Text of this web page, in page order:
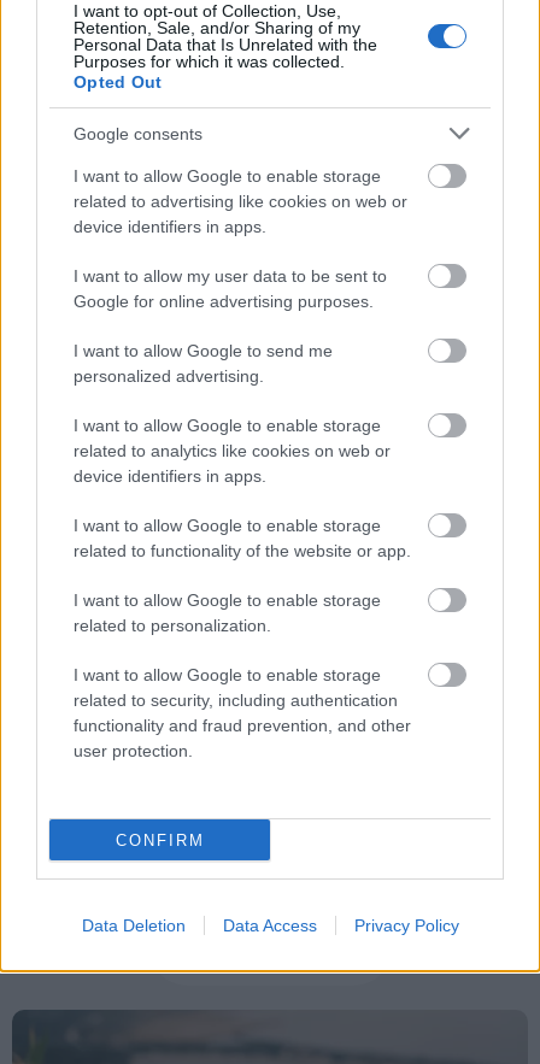
I want to opt-out of Collection, Use,
Retention, Sale, and/or Sharing of my
Personal Data that Is Unrelated with the
Purposes for which it was collected.
Opted Out
Google consents
I want to allow Google to enable storage
related to advertising like cookies on web or
device identifiers in apps.
I want to allow my user data to be sent to
Google for online advertising purposes.
I want to allow Google to send me
personalized advertising.
I want to allow Google to enable storage
related to analytics like cookies on web or
device identifiers in apps.
I want to allow Google to enable storage
related to functionality of the website or app.
I want to allow Google to enable storage
related to personalization.
I want to allow Google to enable storage
related to security, including authentication
functionality and fraud prevention, and other
user protection.
CONFIRM
Data Deletion Data Access Privacy Policy
Αυτό το επίδομα δίνει 300 ευρώ - Δεν
χρειάζεται αίτηση
Τουρισμός για Όλους 2026: Voucher
έως 600 ευρώ - Ποια ΑΦΜ παίρνουν
σειρά σήμερα
ΟΠΕΚΑ: Μηνιαίο επίδομα έως 210
Τι σημαίνει η λέξη «σιγαλός»
Δωρεάν Υπουργείο Πολιτισμού
Κοινωνία